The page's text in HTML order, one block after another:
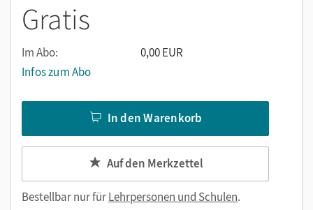
Gratis
Im Abo:
0,00 EUR
Infos zum Abo
In den Warenkorb
Auf den Merkzettel
Bestellbar nur fürLehrpersonen und Schulen.